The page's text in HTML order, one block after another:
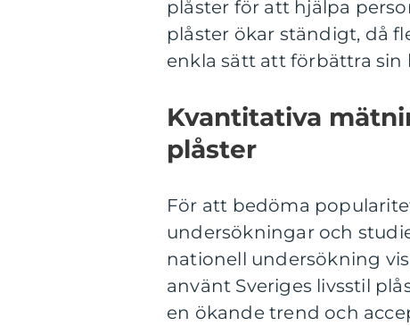
plåster för att hjälpa
plåster ökar ständigt, då
enkla sätt att förbättra sin
Kvantitativa
plåster
För att bedöma
undersökningar och
nationell undersökning
använt Sveriges livsstil
en ökande trend och